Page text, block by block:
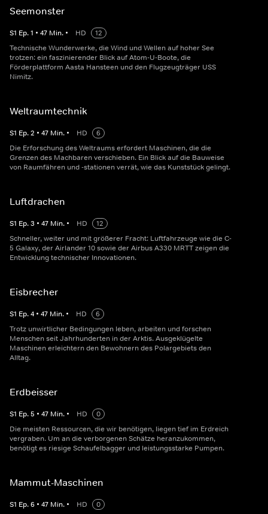
Seemonster
S1 Ep.1 • 47 Min. • HD
12
Technische Wunderwerke, die Wind und Wellen auf hoher See
trotzen: ein faszinierender Blick auf Atom-U-Boote, die
Förderplattform Aasta Hansteen und den Flugzeugträger USS
Nimitz.
Weltraumtechnik
S1 Ep.2 • 47 Min. • HD
6
Die Erforschung des Weltraums erfordert Maschinen, die die
Grenzen des Machbaren verschieben. Ein Blick auf die Bauweise
von Raumfähren und -stationen verrät, wie das Kunststück gelingt.
Luftdrachen
S1 Ep.3 • 47 Min. • HD
12
Schneller, weiter und mit größerer Fracht: Luftfahrzeuge wie die C-
5 Galaxy, der Airlander 10 sowie der Airbus A330 MRTT zeigen die
Entwicklung technischer Innovationen.
Eisbrecher
S1 Ep.4 • 47 Min. • HD
6
Trotz unwirtlicher Bedingungen leben, arbeiten und forschen
Menschen seit Jahrhunderten in der Arktis. Ausgeklügelte
Maschinen erleichtern den Bewohnern des Polargebiets den
Alltag.
Erdbeisser
S1 Ep.5 • 47 Min. • HD
0
Die meisten Ressourcen, die wir benötigen, liegen tief im Erdreich
vergraben. Um an die verborgenen Schätze heranzukommen,
benötigt es riesige Schaufelbagger und leistungsstarke Pumpen.
Mammut-Maschinen
S1 Ep.6 • 47 Min. • HD
0